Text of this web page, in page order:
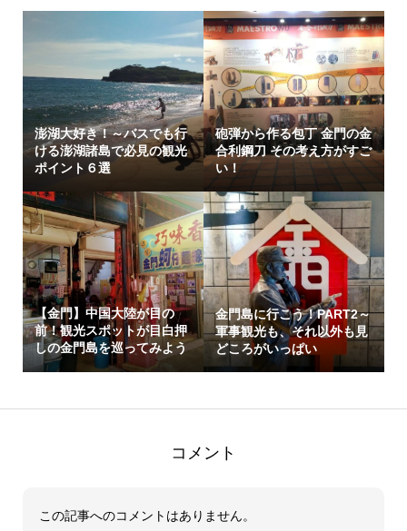
澎湖大好き！～バスでも行
ける澎湖諸島で必見の観光
ポイント６選
砲弾から作る包丁 金門の金
合利鋼刀 その考え方がすご
い！
【金門】中国大陸が目の
前！観光スポットが目白押
しの金門島を巡ってみよう
～アク...
金門島に行こう！PART2～
軍事観光も、それ以外も見
どころがいっぱい
コメント
この記事へのコメントはありません。